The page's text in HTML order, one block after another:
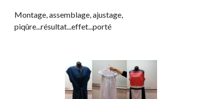
Montage, assemblage, ajustage,
piqûre...résultat...effet...porté